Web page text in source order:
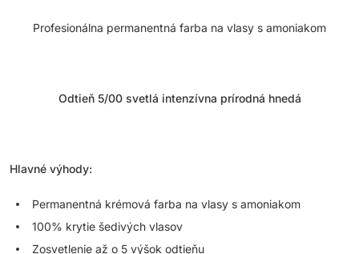
Profesionálna permanentná farba na vlasy s amoniakom
Odtieň 5/00 svetlá intenzívna prírodná hnedá
Hlavné výhody:
Permanentná krémová farba na vlasy s amoniakom
100% krytie šedivých vlasov
Zosvetlenie až o 5 výšok odtieňu